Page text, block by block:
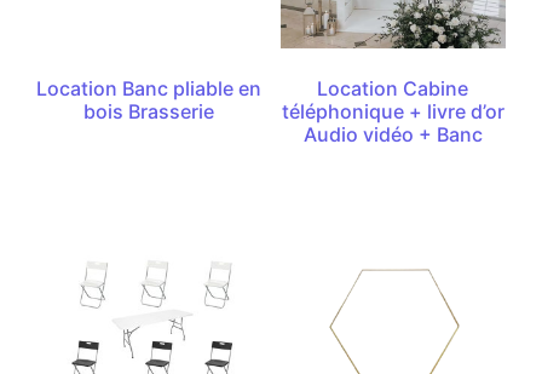
Location Banc pliable en
bois Brasserie
Location Cabine
téléphonique + livre d’or
Audio vidéo + Banc